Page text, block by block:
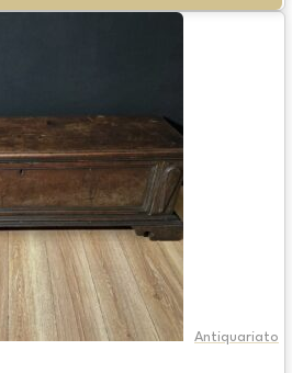
Antiquariato